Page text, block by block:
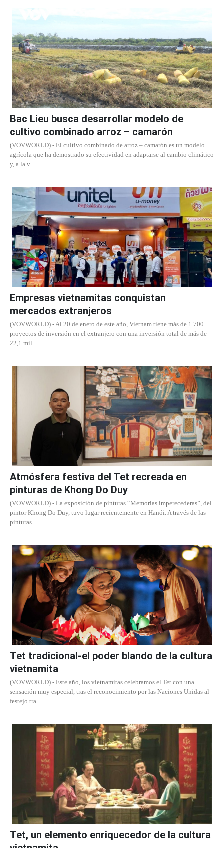
Bac Lieu busca desarrollar modelo de
cultivo combinado arroz – camarón
(VOVWORLD) - El cultivo combinado de arroz – camarón es un modelo
agrícola que ha demostrado su efectividad en adaptarse al cambio climático
y, a la v
Empresas vietnamitas conquistan
mercados extranjeros
(VOVWORLD) - Al 20 de enero de este año, Vietnam tiene más de 1.700
proyectos de inversión en el extranjero con una inversión total de más de
22,1 mil
Atmósfera festiva del Tet recreada en
pinturas de Khong Do Duy
(VOVWORLD) - La exposición de pinturas “Memorias imperecederas”, del
pintor Khong Do Duy, tuvo lugar recientemente en Hanói. A través de las
pinturas
Tet tradicional-el poder blando de la cultura
vietnamita
(VOVWORLD) - Este año, los vietnamitas celebramos el Tet con una
sensación muy especial, tras el reconocimiento por las Naciones Unidas al
festejo tra
Tet, un elemento enriquecedor de la cultura